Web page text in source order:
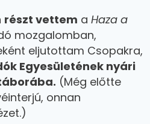
részt vettem a Haza a
mozgalomban,
eljutottam Csopakra,
Egyesületének nyári
(Még előtte
onnan